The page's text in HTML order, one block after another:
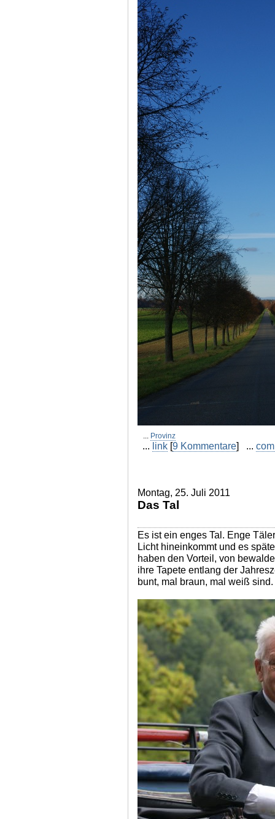
... Provinz
... link [9 Kommentare] ...
Montag, 25. Juli 2011
Das Tal
Es ist ein enges Tal. Enge
Licht hineinkommt und es
haben den Vorteil, von
ihre Tapete entlang der
bunt, mal braun, mal weiß sind.